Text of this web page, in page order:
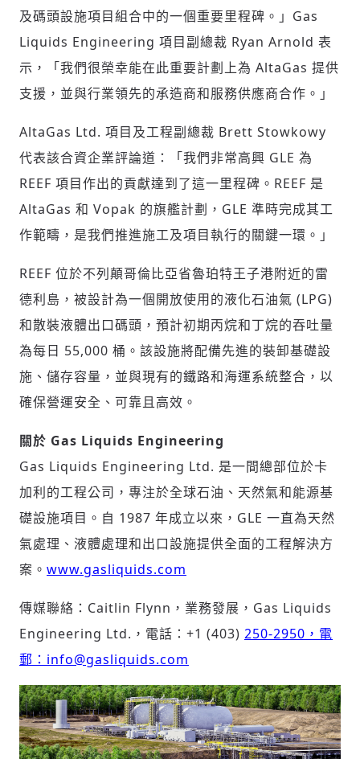
歡迎您加入《旭時報》
參與下一波全球科技革命
請輸入發送到的驗證碼
(十分鐘內有效)
驗證
及碼頭設施項目組合中的一個重要里程碑。」Gas
Liquids Engineering 項目副總裁 Ryan Arnold 表
示，「我們很榮幸能在此重要計劃上為 AltaGas 提供
支援，並與行業領先的承造商和服務供應商合作。」
AltaGas Ltd. 項目及工程副總裁 Brett Stowkowy
代表該合資企業評論道：「我們非常高興 GLE 為
REEF 項目作出的貢獻達到了這一里程碑。REEF 是
AltaGas 和 Vopak 的旗艦計劃，GLE 準時完成其工
作範疇，是我們推進施工及項目執行的關鍵一環。」
REEF 位於不列顛哥倫比亞省魯珀特王子港附近的雷
德利島，被設計為一個開放使用的液化石油氣 (LPG)
和散裝液體出口碼頭，預計初期丙烷和丁烷的吞吐量
為每日 55,000 桶。該設施將配備先進的裝卸基礎設
施、儲存容量，並與現有的鐵路和海運系統整合，以
確保營運安全、可靠且高效。
關於 Gas Liquids Engineering
Gas Liquids Engineering Ltd. 是一間總部位於卡
加利的工程公司，專注於全球石油、天然氣和能源基
礎設施項目。自 1987 年成立以來，GLE 一直為天然
氣處理、液體處理和出口設施提供全面的工程解決方
案。 www.gasliquids.com
傳媒聯絡：Caitlin Flynn，業務發展，Gas Liquids
Engineering Ltd.，電話：+1 (403) 250-2950，電
郵：info@gasliquids.com